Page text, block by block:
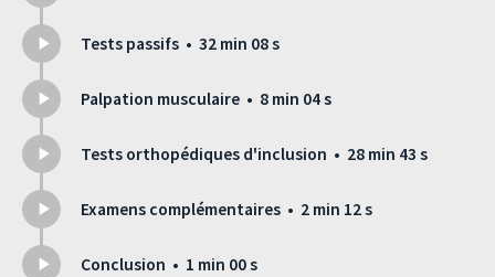
Tests passifs • 32 min 08 s
Palpation musculaire • 8 min 04 s
Tests orthopédiques d'inclusion • 28 min 43 s
Examens complémentaires • 2 min 12 s
Conclusion • 1 min 00 s